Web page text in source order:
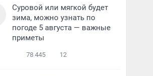
Суровой или мягкой будет
зима, можно узнать по
погоде 5 августа — важные
приметы
78 445 12